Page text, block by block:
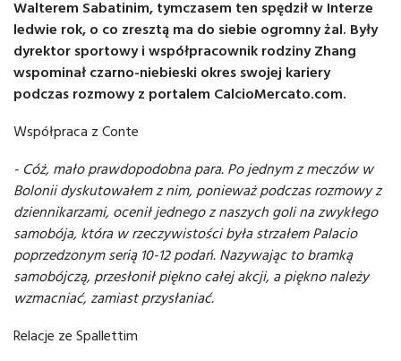
Walterem Sabatinim, tymczasem ten spędził w Interze
ledwie rok, o co zresztą ma do siebie ogromny żal. Były
dyrektor sportowy i współpracownik rodziny Zhang
wspominał czarno-niebieski okres swojej kariery
podczas rozmowy z portalem CalcioMercato.com.
Współpraca z Conte
- Cóż, mało prawdopodobna para. Po jednym z meczów w
Bolonii dyskutowałem z nim, ponieważ podczas rozmowy z
dziennikarzami, ocenił jednego z naszych goli na zwykłego
samobója, która w rzeczywistości była strzałem Palacio
poprzedzonym serią 10-12 podań. Nazywając to bramką
samobójczą, przesłonił piękno całej akcji, a piękno należy
wzmacniać, zamiast przysłaniać.
Relacje ze Spallettim